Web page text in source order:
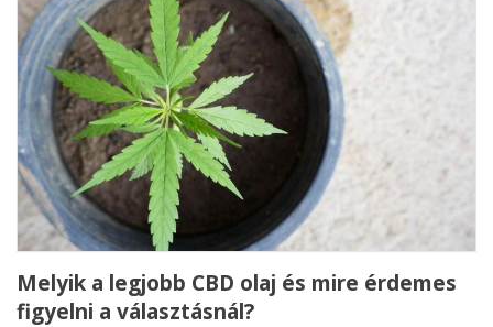
Melyik a legjobb CBD olaj és mire érdemes
figyelni a választásnál?